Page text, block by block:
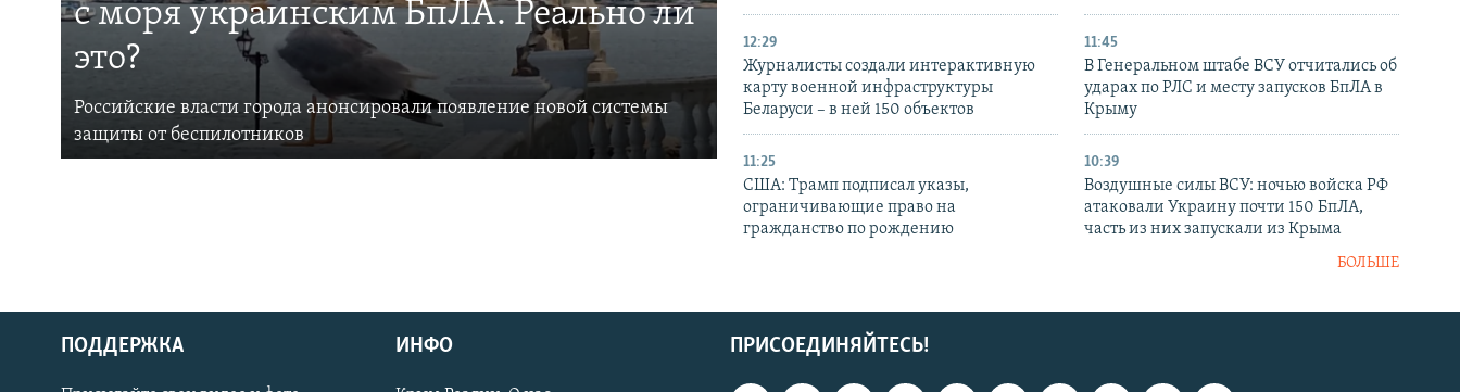
с моря украинским БпЛА. Реально ли
это?
Российские власти города анонсировали появление новой системы
защиты от беспилотников
12:29
Журналисты создали интерактивную
карту военной инфраструктуры
Беларуси – в ней 150 объектов
11:45
В Генеральном штабе ВСУ отчитались об
ударах по РЛС и месту запусков БпЛА в
Крыму
11:25
США: Трамп подписал указы,
ограничивающие право на
гражданство по рождению
10:39
Воздушные силы ВСУ: ночью войска РФ
атаковали Украину почти 150 БпЛА,
часть из них запускали из Крыма
БОЛЬШЕ
ПРИСОЕДИНЯЙТЕСЬ!
ПОДДЕРЖКА ИНФО